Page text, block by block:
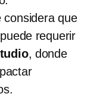
considera que
requerir
, donde